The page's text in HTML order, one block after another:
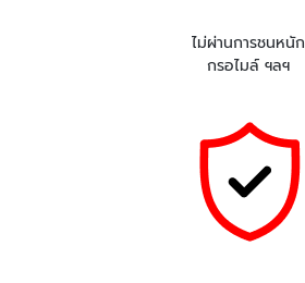
ไม่ผ่านการชนหนัก
กรอไมล์ ฯลฯ